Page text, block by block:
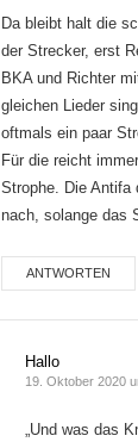
Da bleibt halt die
der Strecker, erst
BKA und Richter
gleichen Lieder
oftmals ein paar
Für die reicht
Strophe. Die Antifa
nach, solange das
ANTWORTEN
Hallo
19. Oktober 2020
„Und was das